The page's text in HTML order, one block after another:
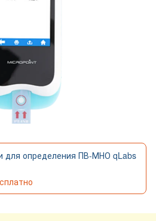
для определения ПВ-МНО qLabs